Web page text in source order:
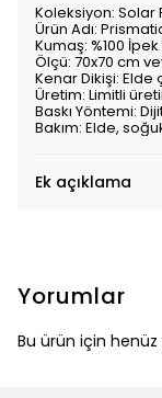
Koleksiyon: Solar
Ürün Adı:
Kumaş: %100
Ölçü: 70x70 cm
Kenar Dikişi: Elde
Üretim: Limitli
Baskı Yöntemi:
Bakım: Elde,
Ek açıklama
Yorumlar
Bu ürün için henüz